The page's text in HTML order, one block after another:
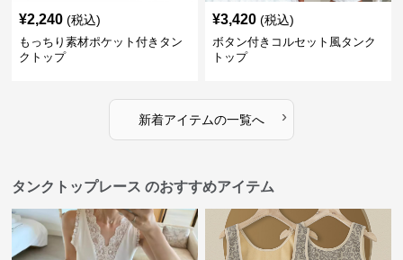
¥2,240 (税込)
もっちり素材ポケット付きタン
クトップ
¥3,420 (税込)
ボタン付きコルセット風タンク
トップ
新着アイテムの一覧へ ›
タンクトップレース のおすすめアイテム